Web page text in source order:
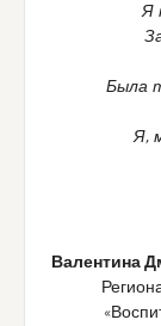
Я
Была
Я,
Валентина